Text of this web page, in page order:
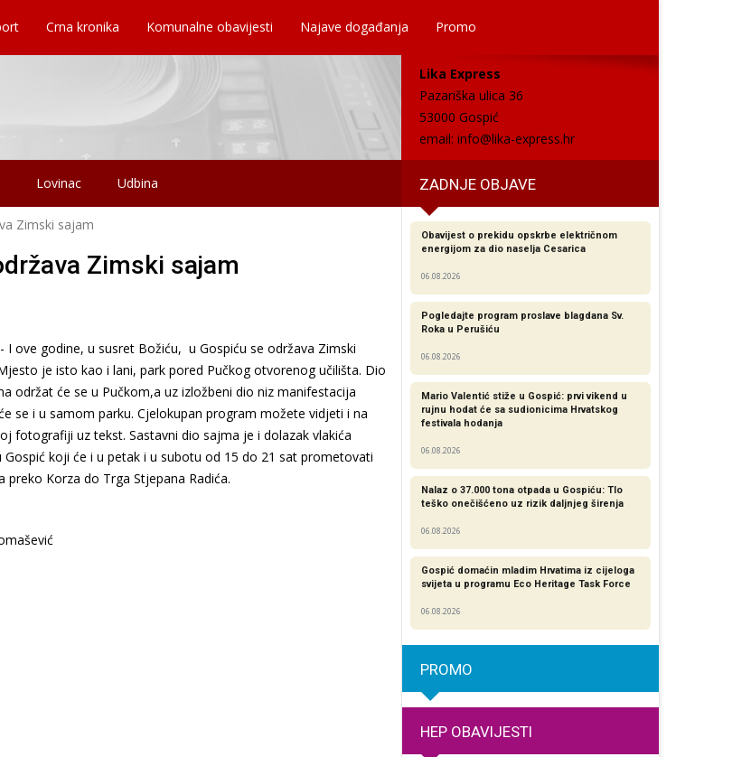
Crna kronika Komunalne obavijesti Najave događanja Promo
Lika Express
Pazariška ulica 36
53000 Gospić
email: info@lika-express.hr
Lovinac Udbina ZADNJE OBJAVE
Zimski sajam
Zimski sajam
I ove godine, u susret Božiću, u Gospiću se održava Zimski
je isto kao i lani, park pored Pučkog otvorenog učilišta. Dio
održat će se u Pučkom,a uz izložbeni dio niz manifestacija
se i u samom parku. Cjelokupan program možete vidjeti i na
fotografiji uz tekst. Sastavni dio sajma je i dolazak vlakića
Gospić koji će i u petak i u subotu od 15 do 21 sat prometovati
preko Korza do Trga Stjepana Radića.
Obavijest o prekidu opskrbe električnom
energijom za dio naselja Cesarica
06.08.2026
Pogledajte program proslave blagdana Sv.
Roka u Perušiću
06.08.2026
Mario Valentić stiže u Gospić: prvi vikend u
rujnu hodat će sa sudionicima Hrvatskog
festivala hodanja
06.08.2026
Nalaz o 37.000 tona otpada u Gospiću: Tlo
teško onečišćeno uz rizik daljnjeg širenja
06.08.2026
Gospić domaćin mladim Hrvatima iz cijeloga
svijeta u programu Eco Heritage Task Force
06.08.2026
PROMO
HEP OBAVIJESTI